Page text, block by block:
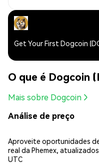
Get Your First Dogcoin
O que é Dogcoin
Mais sobre Dogcoin
Análise de preço
Aproveite oportunidades
real da Phemex, atualizados
UTC